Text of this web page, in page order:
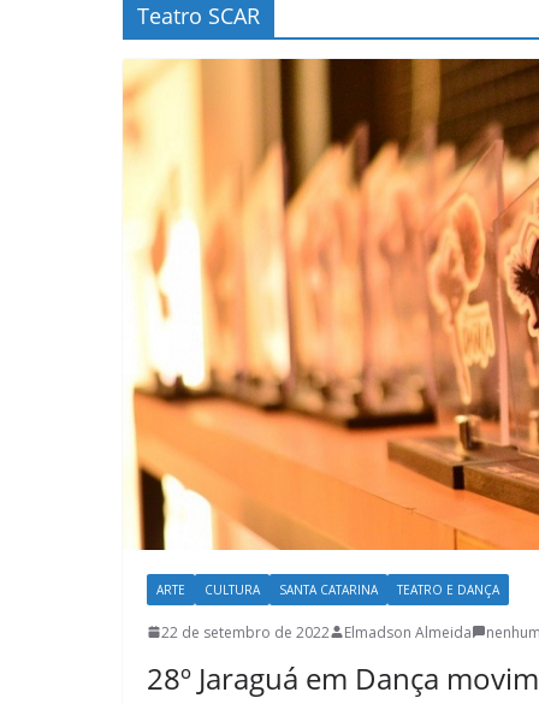
Teatro SCAR
ARTE CULTURA SANTA CATARINA TEATRO E DANÇA
22 de setembro de 2022 Elmadson Almeida
28º Jaraguá em Dança